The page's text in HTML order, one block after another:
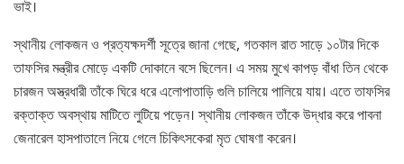
ভাই।
স্থানীয় লোকজন ও প্রত্যক্ষদর্শী সূত্রে জানা গেছে, গতকাল রাত সাড়ে ১০টার দিকে
তাফসির মন্ত্রীর মোড়ে একটি দোকানে বসে ছিলেন। এ সময় মুখে কাপড় বাঁধা তিন থেকে
চারজন অস্ত্রধারী তাঁকে ঘিরে ধরে এলোপাতাড়ি গুলি চালিয়ে পালিয়ে যায়। এতে তাফসির
রক্তাক্ত অবস্থায় মাটিতে লুটিয়ে পড়েন। স্থানীয় লোকজন তাঁকে উদ্ধার করে পাবনা
জেনারেল হাসপাতালে নিয়ে গেলে চিকিৎসকেরা মৃত ঘোষণা করেন।